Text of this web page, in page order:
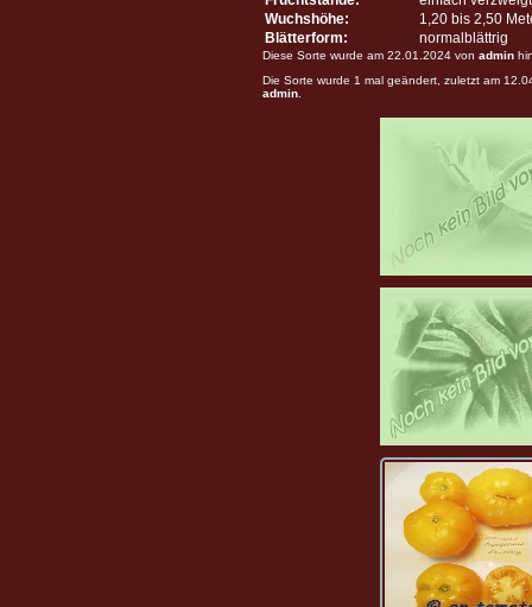
Wuchshöhe:
1,20 bis 2,50
Blätterform:
normalblättrig
Diese Sorte wurde am 22.01.2024 von admin
Die Sorte wurde 1 mal geändert, zuletzt am
admin